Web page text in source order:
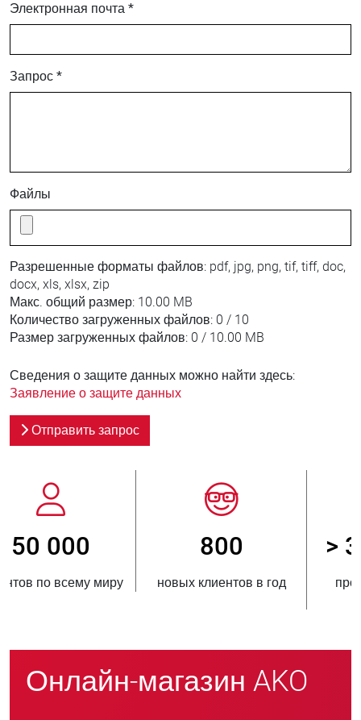
Электронная почта *
Запрос *
Файлы
Разрешенные форматы файлов: pdf, jpg, png, tif, tiff, doc,
docx, xls, xlsx, zip
Макс. общий размер: 10.00 MB
Количество загруженных файлов: 0 / 10
Размер загруженных файлов: 0 / 10.00 MB
Сведения о защите данных можно найти здесь:
Заявление о защите данных
Отправить запрос
800
новых клиентов в год
> 3 500 000
проданных единиц
Онлайн-магазин AKO